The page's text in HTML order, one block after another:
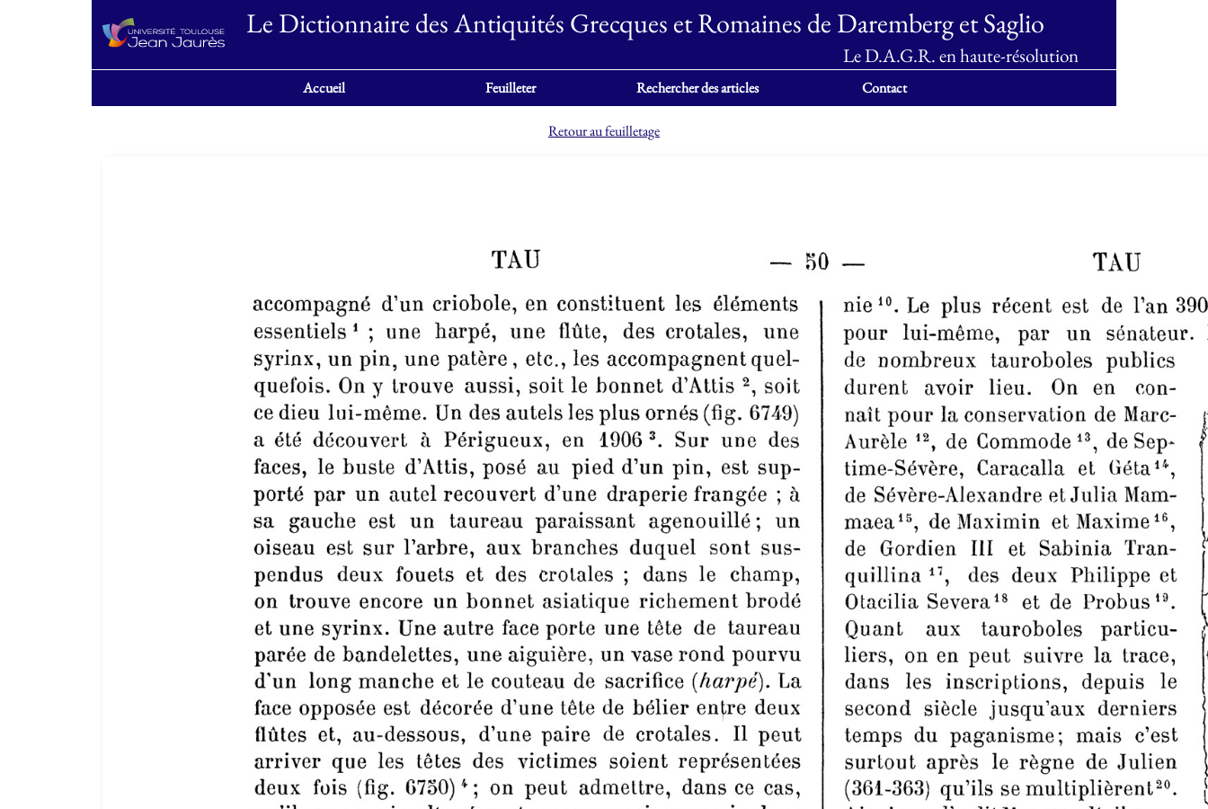
Le Dictionnaire des Antiquités Grecques et Romaines de Daremberg et Saglio
Le D.A.G.R. en haute-résolution
Accueil Feuilleter Rechercher des articles Contact
Retour au feuilletage